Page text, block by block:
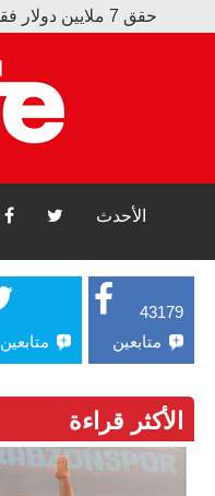
الأحدث
43179
متابعين
متابعين
الأكثر قراءة